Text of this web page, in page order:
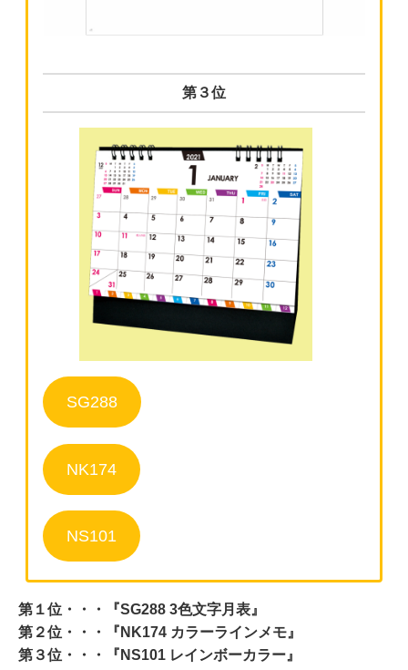
第３位
SG288
NK174
NS101
第１位・・・『SG288 3⾊⽂字⽉表』
第２位・・・『NK174 カラーラインメモ』
第３位・・・『NS101 レインボーカラー』